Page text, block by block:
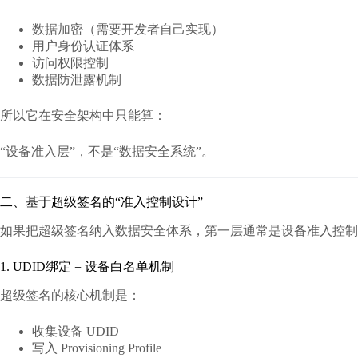
数据加密（需要开发者自己实现）
用户身份认证体系
访问权限控制
数据防泄露机制
所以它在安全架构中只能算：
“设备准入层”，不是“数据安全系统”。
二、基于超级签名的“准入控制设计”
如果把超级签名纳入数据安全体系，第一层通常是设备准入控
1. UDID绑定 = 设备白名单机制
超级签名的核心机制是：
收集设备 UDID
写入 Provisioning Profile